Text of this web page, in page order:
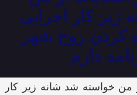
زیر کار اجرایی
کردن روح شهر
دارم